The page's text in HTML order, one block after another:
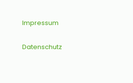
Impressum
Datenschutz